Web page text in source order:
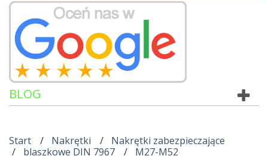
BLOG
Start Nakrętki
Nakrętki zabezpieczające
blaszkowe DIN 7967
M27-M52